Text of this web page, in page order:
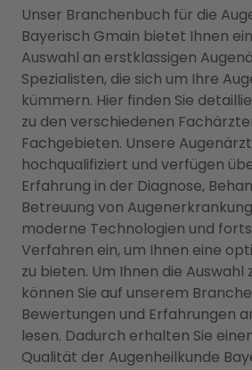
Unser Branchenbuch für die
Bayerisch Gmain bietet Ihnen
Auswahl an erstklassigen
Spezialisten, die sich um Ihre
kümmern. Hier finden Sie
zu den verschiedenen
Fachgebieten. Unsere
hochqualifiziert und verfügen
Erfahrung in der Diagnose,
Betreuung von
moderne Technologien und
Verfahren ein, um Ihnen eine
zu bieten. Um Ihnen die Auswahl
können Sie auf unserem
Bewertungen und Erfahrungen
lesen. Dadurch erhalten Sie
Qualität der Augenheilkunde